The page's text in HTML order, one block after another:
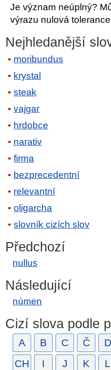
Je význam neúplný?
výrazu nulová
Nejhledanější
moribundus
krystal
steak
vajgar
hrdobce
narativ
firma
bezprecedentní
relevantní
oligarcha
slovník cizích slov
Předchozí
nullus
Následující
númen
Cizí slova podle
A B C Č D
CH
I J K L